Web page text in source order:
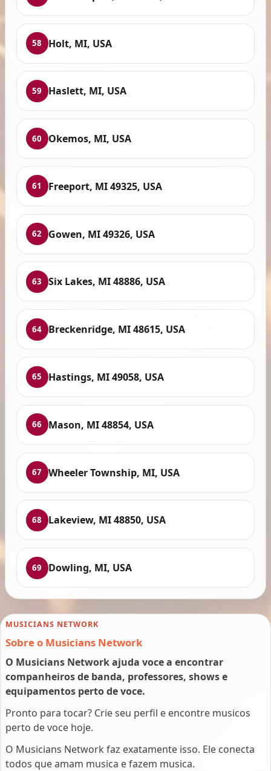
58 Holt, MI, USA
59 Haslett, MI, USA
60 Okemos, MI, USA
61 Freeport, MI 49325, USA
62 Gowen, MI 49326, USA
63 Six Lakes, MI 48886, USA
64 Breckenridge, MI 48615, USA
65 Hastings, MI 49058, USA
66 Mason, MI 48854, USA
67 Wheeler Township, MI, USA
68 Lakeview, MI 48850, USA
69 Dowling, MI, USA
MUSICIANS NETWORK
Sobre o Musicians Network
O Musicians Network ajuda voce a encontrar
companheiros de banda, professores, shows e
equipamentos perto de voce.
Pronto para tocar? Crie seu perfil e encontre musicos
perto de voce hoje.
O Musicians Network faz exatamente isso. Ele conecta
todos que amam musica e fazem musica.